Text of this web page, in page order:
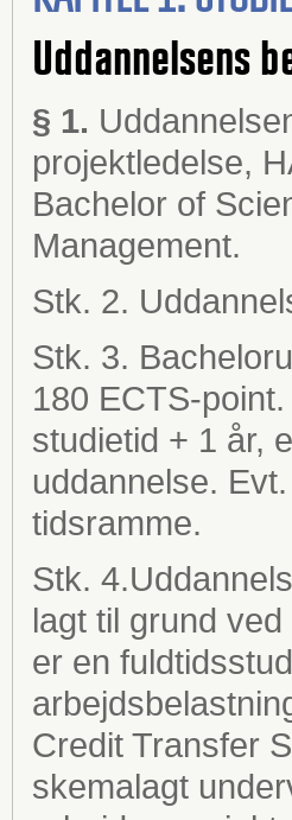
Uddannelsens
§ 1.
projektledelse,
Bachelor of
Management.
Stk. 2.
Stk. 3.
180 ECTS-
studietid + 1 år,
uddannelse.
tidsramme.
Stk.
lagt til grund
er en
Credit Transfer
skemalagt